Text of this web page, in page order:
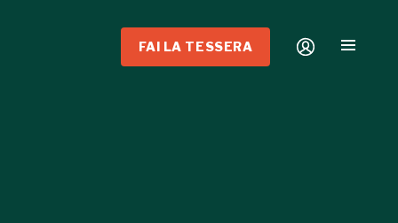
FAI LA TESSERA